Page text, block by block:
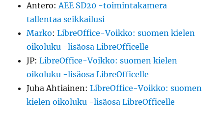
Antero:AEE SD20 -toimintakamera
tallentaa seikkailusi
Marko:LibreOffice-Voikko: suomen kielen
oikoluku -lisäosa LibreOfficelle
JP:LibreOffice-Voikko: suomen kielen
oikoluku -lisäosa LibreOfficelle
Juha Ahtiainen:LibreOffice-Voikko: suomen
kielen oikoluku -lisäosa LibreOfficelle